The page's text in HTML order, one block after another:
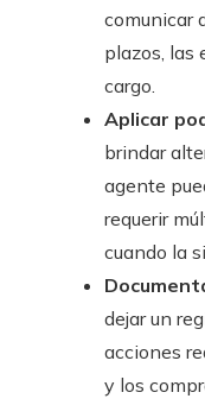
comunicar
plazos, las
cargo.
Aplicar
brindar
agente
requerir
cuando la
dejar un
acciones
y los